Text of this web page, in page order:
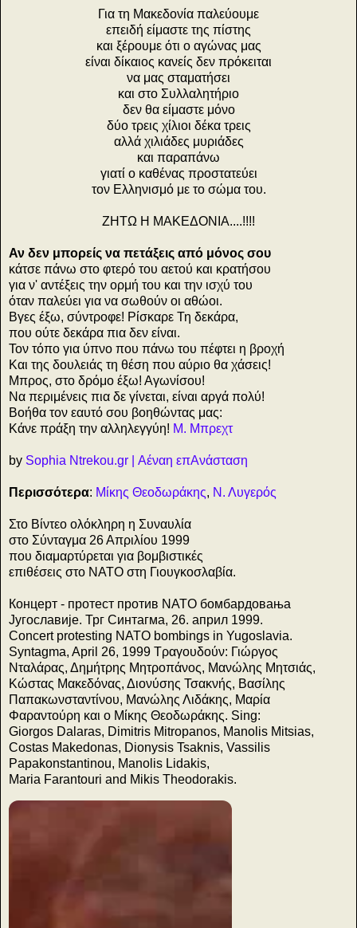
Για τη Μακεδονία παλεύουμε
επειδή είμαστε της πίστης
και ξέρουμε ότι ο αγώνας μας
είναι δίκαιος κανείς δεν πρόκειται
να μας σταματήσει
και στο Συλλαλητήριο
δεν θα είμαστε μόνο
δύο τρεις χίλιοι δέκα τρεις
αλλά χιλιάδες μυριάδες
και παραπάνω
γιατί ο καθένας προστατεύει
τον Ελληνισμό με το σώμα του.
ΖΗΤΩ Η ΜΑΚΕΔΟΝΙΑ....!!!!
Αν δεν μπορείς να πετάξεις από μόνος σου
κάτσε πάνω στο φτερό του αετού και κρατήσου
για ν' αντέξεις την ορμή του και την ισχύ του
όταν παλεύει για να σωθούν οι αθώοι.
Βγες έξω, σύντροφε! Ρίσκαρε Τη δεκάρα,
που ούτε δεκάρα πια δεν είναι.
Τον τόπο για ύπνο που πάνω του πέφτει η βροχή
Και της δουλειάς τη θέση που αύριο θα χάσεις!
Μπρος, στο δρόμο έξω! Αγωνίσου!
Να περιμένεις πια δε γίνεται, είναι αργά πολύ!
Βοήθα τον εαυτό σου βοηθώντας μας:
Κάνε πράξη την αλληλεγγύη! Μ. Μπρεχτ
by Sophia Ntrekou.gr | Αέναη επΑνάσταση
Περισσότερα: Μίκης Θεοδωράκης, Ν. Λυγερός
Στο Βίντεο ολόκληρη η Συναυλία
στο Σύνταγμα 26 Απριλίου 1999
που διαμαρτύρεται για βομβιστικές
επιθέσεις στο ΝΑΤΟ στη Γιουγκοσλαβία.
Концерт - протест против NATO бомбардовања
Југославије. Трг Синтагма, 26. април 1999.
Concert protesting NATO bombings in Yugoslavia.
Syntagma, April 26, 1999 Τραγουδούν: Γιώργος
Νταλάρας, Δημήτρης Μητροπάνος, Μανώλης Μητσιάς,
Κώστας Μακεδόνας, Διονύσης Τσακνής, Βασίλης
Παπακωνσταντίνου, Μανώλης Λιδάκης, Μαρία
Φαραντούρη και ο Μίκης Θεοδωράκης. Sing:
Giorgos Dalaras, Dimitris Mitropanos, Manolis Mitsias,
Costas Makedonas, Dionysis Tsaknis, Vassilis
Papakonstantinou, Manolis Lidakis,
Maria Farantouri and Mikis Theodorakis.